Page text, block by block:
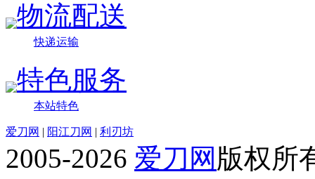
物流配送
快递运输
特色服务
本站特色
爱刀网 | 阳江刀网 | 利刃坊
2005-2026 爱刀网 版权所